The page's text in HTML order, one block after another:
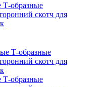
образные
скотч для
образные